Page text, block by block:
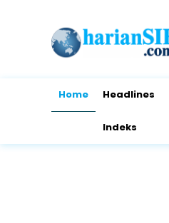
Home Headlines
Indeks